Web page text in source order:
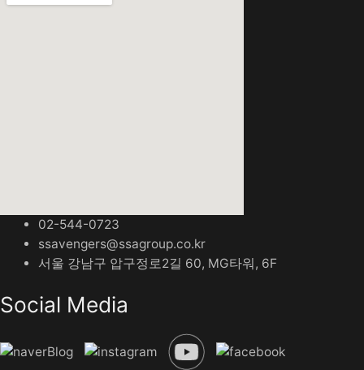
02-544-0723
ssavengers@ssagroup.co.kr
서울 강남구 압구정로2길 60, MG타워, 6F
Social Media